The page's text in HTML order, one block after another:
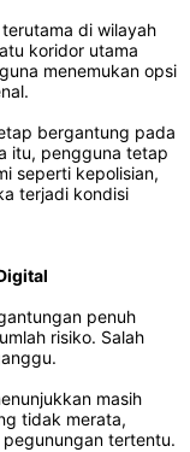
di wilayah
koridor utama
menemukan opsi
bergantung pada
itu, pengguna tetap
seperti kepolisian,
terjadi kondisi
penuh
risiko. Salah
masih
tidak merata,
tertentu.